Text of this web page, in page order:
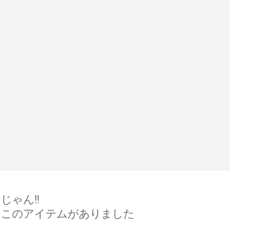
じゃん‼️
このアイテムがありました